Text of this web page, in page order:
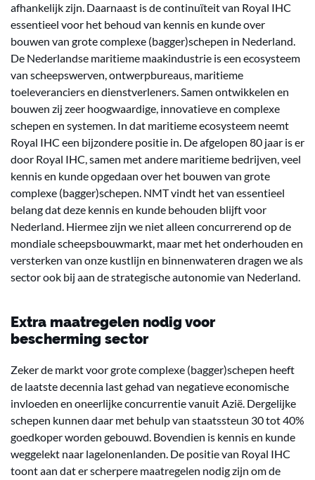
afhankelijk zijn. Daarnaast is de continuïteit van Royal IHC
essentieel voor het behoud van kennis en kunde over
bouwen van grote complexe (bagger)schepen in Nederland.
De Nederlandse maritieme maakindustrie is een ecosysteem
van scheepswerven, ontwerpbureaus, maritieme
toeleveranciers en dienstverleners. Samen ontwikkelen en
bouwen zij zeer hoogwaardige, innovatieve en complexe
schepen en systemen. In dat maritieme ecosysteem neemt
Royal IHC een bijzondere positie in. De afgelopen 80 jaar is er
door Royal IHC, samen met andere maritieme bedrijven, veel
kennis en kunde opgedaan over het bouwen van grote
complexe (bagger)schepen. NMT vindt het van essentieel
belang dat deze kennis en kunde behouden blijft voor
Nederland. Hiermee zijn we niet alleen concurrerend op de
mondiale scheepsbouwmarkt, maar met het onderhouden en
versterken van onze kustlijn en binnenwateren dragen we als
sector ook bij aan de strategische autonomie van Nederland.
Extra maatregelen nodig voor
bescherming sector
Zeker de markt voor grote complexe (bagger)schepen heeft
de laatste decennia last gehad van negatieve economische
invloeden en oneerlijke concurrentie vanuit Azië. Dergelijke
schepen kunnen daar met behulp van staatssteun 30 tot 40%
goedkoper worden gebouwd. Bovendien is kennis en kunde
weggelekt naar lagelonenlanden. De positie van Royal IHC
toont aan dat er scherpere maatregelen nodig zijn om de